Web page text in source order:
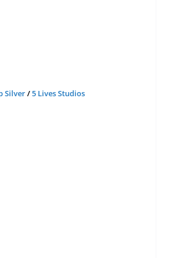
Silver/5 Lives Studios